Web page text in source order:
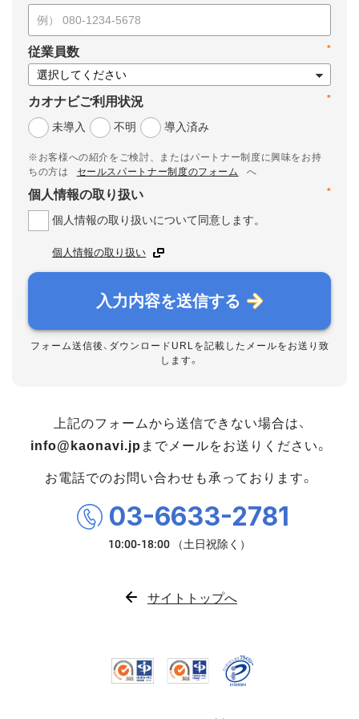
*
従業員数
*
カオナビご利用状況
未導入
不明 導入済み
※お客様への紹介をご検討、またはパートナー制度に興味をお持
ちの方は
セールスパートナー制度のフォーム
へ
*
個人情報の取り扱い
個人情報の取り扱いについて同意します。
個人情報の取り扱い
入力内容を送信する
フォーム送信後、ダウンロードURLを記載したメールをお送り致
します。
上記のフォームから送信できない場合は、
info@kaonavi.jp までメールをお送りください。
お電話でのお問い合わせも承っております。
03-6633-2781
サイトトップへ